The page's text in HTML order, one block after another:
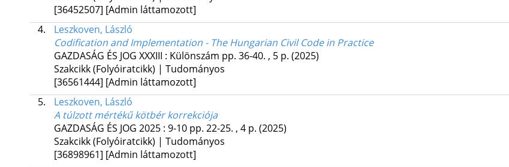
[36452507] [Admin láttamozott]
4.
Leszkoven, László
Codification and Implementation - The Hungarian Civil Code in Practice
GAZDASÁG ÉS JOG XXXIII : Különszám pp. 36-40. , 5 p. (2025)
Szakcikk (Folyóiratcikk) | Tudományos
[36561444] [Admin láttamozott]
5.
Leszkoven, László
A túlzott mértékű kötbér korrekciója
GAZDASÁG ÉS JOG 2025: 9-10 pp. 22-25. , 4 p. (2025)
Szakcikk (Folyóiratcikk) | Tudományos
[36898961] [Admin láttamozott]